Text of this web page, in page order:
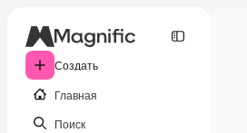
Создать
Главная
Поиск